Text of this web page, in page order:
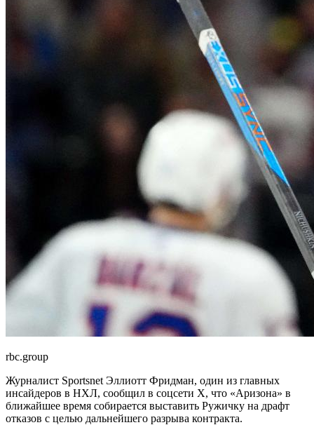
rbc.group
Журналист Sportsnet Эллиотт Фридман, один из главных
инсайдеров в НХЛ, сообщил в соцсети X, что «Аризона» в
ближайшее время собирается выставить Ружичку на драфт
отказов с целью дальнейшего разрыва контракта.